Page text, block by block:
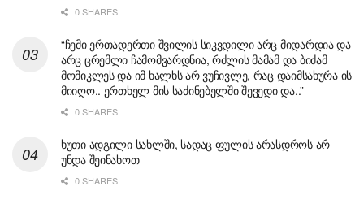
0 SHARES
“ჩემი ერთადერთი შვილის სიკვდილი არც მიდარდია და
არც ცრემლი ჩამომვარდნია, რძლის მამამ და ბიძამ
მომიკლეს და იმ ხალხს არ ვუჩივლე, რაც დაიმსახურა ის
მიიღო.. ერთხელ მის საძინებელში შევედი და..”
0 SHARES
ხუთი ადგილი სახლში, სადაც ფულის არასდროს არ
უნდა შეინახოთ
0 SHARES